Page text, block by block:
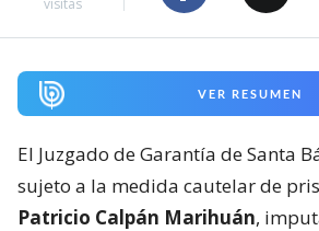
VER RESUMEN
El Juzgado de Garantía de Santa
sujeto a la medida cautelar de
Patricio Calpán Marihuán,